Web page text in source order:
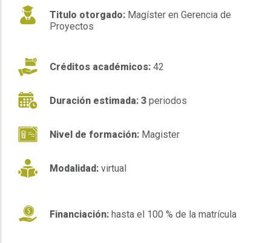
Titulo otorgado: Magíster en Gerencia de
Proyectos
Créditos académicos: 42
Duración estimada: 3 periodos
Nivel de formación: Magister
Modalidad: virtual
Financiación: hasta el 100 % de la matrícula